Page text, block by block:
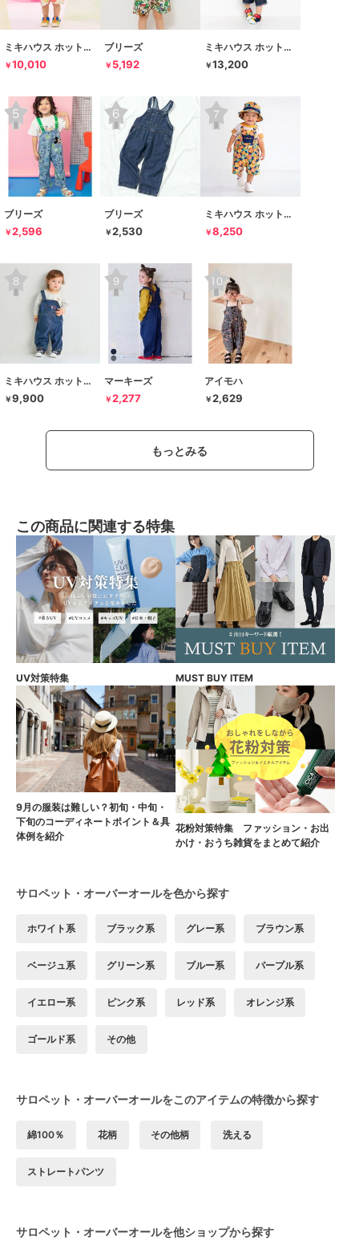
ミキハウス ホットビスケッツ
￥10,010
ブリーズ
￥ 5,192
ミキハウス ホットビスケッツ
￥13,200
ブリーズ
￥2,596
ブリーズ
￥2,530
ミキハウス ホットビスケッツ
￥8,250
ミキハウス ホットビスケッツ
￥9,900
マーキーズ
￥2,277
アイモハ
￥2,629
もっとみる
この商品に関連する特集
UV対策特集 MUST BUY ITEM
9月の服装は難しい？初旬・中旬・
下旬のコーディネートポイント＆具
体例を紹介
花粉対策特集 ファッション・お出
かけ・おうち雑貨をまとめて紹介
サロペット・オーバーオールを色から探す
ホワイト系 ブラック系 グレー系 ブラウン系
ベージュ系 グリーン系 ブルー系 パープル系
イエロー系 ピンク系 レッド系 オレンジ系
ゴールド系 その他
サロペット・オーバーオールをこのアイテムの特徴から探す
綿100％ 花柄 その他柄 洗える
ストレートパンツ
サロペット・オーバーオールを他ショップから探す